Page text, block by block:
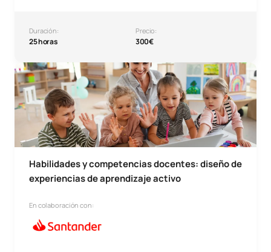
Duración:
25 horas
Precio:
300€
Habilidades y competencias docentes: diseño de
experiencias de aprendizaje activo
En colaboración con:
Microcredencial Habilidades y competencias docentes: